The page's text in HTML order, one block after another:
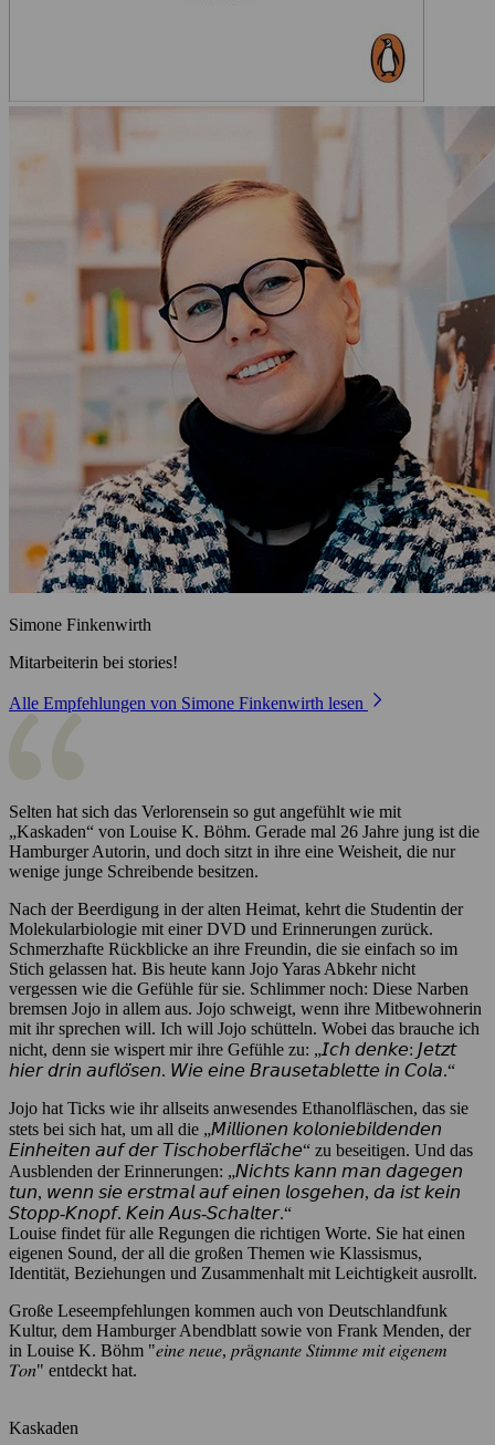
Simone Finkenwirth
Mitarbeiterin bei stories!
Alle Empfehlungen von Simone Finkenwirth lesen
Selten hat sich das Verlorensein so gut angefühlt wie mit
„Kaskaden“ von Louise K. Böhm. Gerade mal 26 Jahre jung ist die
Hamburger Autorin, und doch sitzt in ihre eine Weisheit, die nur
wenige junge Schreibende besitzen.
Nach der Beerdigung in der alten Heimat, kehrt die Studentin der
Molekularbiologie mit einer DVD und Erinnerungen zurück.
Schmerzhafte Rückblicke an ihre Freundin, die sie einfach so im
Stich gelassen hat. Bis heute kann Jojo Yaras Abkehr nicht
vergessen wie die Gefühle für sie. Schlimmer noch: Diese Narben
bremsen Jojo in allem aus. Jojo schweigt, wenn ihre Mitbewohnerin
mit ihr sprechen will. Ich will Jojo schütteln. Wobei das brauche ich
nicht, denn sie wispert mir ihre Gefühle zu: „𝘐𝘤𝘩 𝘥𝘦𝘯𝘬𝘦: 𝘑𝘦𝘵𝘻𝘵
𝘩𝘪𝘦𝘳 𝘥𝘳𝘪𝘯 𝘢𝘶𝘧𝘭𝘰̈𝘴𝘦𝘯. 𝘞𝘪𝘦 𝘦𝘪𝘯𝘦 𝘉𝘳𝘢𝘶𝘴𝘦𝘵𝘢𝘣𝘭𝘦𝘵𝘵𝘦 𝘪𝘯 𝘊𝘰𝘭𝘢.“
Jojo hat Ticks wie ihr allseits anwesendes Ethanolfläschen, das sie
stets bei sich hat, um all die „𝘔𝘪𝘭𝘭𝘪𝘰𝘯𝘦𝘯 𝘬𝘰𝘭𝘰𝘯𝘪𝘦𝘣𝘪𝘭𝘥𝘦𝘯𝘥𝘦𝘯
𝘌𝘪𝘯𝘩𝘦𝘪𝘵𝘦𝘯 𝘢𝘶𝘧 𝘥𝘦𝘳 𝘛𝘪𝘴𝘤𝘩𝘰𝘣𝘦𝘳𝘧𝘭𝘢̈𝘤𝘩𝘦“ zu beseitigen. Und das
Ausblenden der Erinnerungen: „𝘕𝘪𝘤𝘩𝘵𝘴 𝘬𝘢𝘯𝘯 𝘮𝘢𝘯 𝘥𝘢𝘨𝘦𝘨𝘦𝘯
𝘵𝘶𝘯, 𝘸𝘦𝘯𝘯 𝘴𝘪𝘦 𝘦𝘳𝘴𝘵𝘮𝘢𝘭 𝘢𝘶𝘧 𝘦𝘪𝘯𝘦𝘯 𝘭𝘰𝘴𝘨𝘦𝘩𝘦𝘯, 𝘥𝘢 𝘪𝘴𝘵 𝘬𝘦𝘪𝘯
𝘚𝘵𝘰𝘱𝘱-𝘒𝘯𝘰𝘱𝘧. 𝘒𝘦𝘪𝘯 𝘈𝘶𝘴-𝘚𝘤𝘩𝘢𝘭𝘵𝘦𝘳.“
Louise findet für alle Regungen die richtigen Worte. Sie hat einen
eigenen Sound, der all die großen Themen wie Klassismus,
Identität, Beziehungen und Zusammenhalt mit Leichtigkeit ausrollt.
Große Leseempfehlungen kommen auch von Deutschlandfunk
Kultur, dem Hamburger Abendblatt sowie von Frank Menden, der
in Louise K. Böhm "𝑒𝑖𝑛𝑒 𝑛𝑒𝑢𝑒, 𝑝𝑟ä𝑔𝑛𝑎𝑛𝑡𝑒 𝑆𝑡𝑖𝑚𝑚𝑒 𝑚𝑖𝑡 𝑒𝑖𝑔𝑒𝑛𝑒𝑚
𝑇𝑜𝑛" entdeckt hat.
Kaskaden